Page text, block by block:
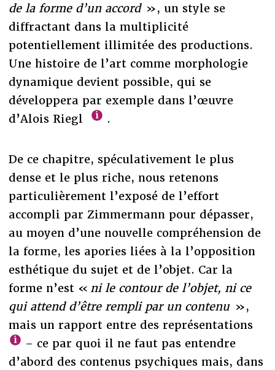
de la forme d’un accord », un style se
diffractant dans la multiplicité
potentiellement illimitée des productions.
Une histoire de l’art comme morphologie
dynamique devient possible, qui se
développera par exemple dans l’œuvre
d’Alois Riegl
.
De ce chapitre, spéculativement le plus
dense et le plus riche, nous retenons
particulièrement l’exposé de l’effort
accompli par Zimmermann pour dépasser,
au moyen d’une nouvelle compréhension de
la forme, les apories liées à la l’opposition
esthétique du sujet et de l’objet. Car la
forme n’est « ni le contour de l’objet, ni ce
qui attend d’être rempli par un contenu »,
mais un rapport entre des représentations
– ce par quoi il ne faut pas entendre
d’abord des contenus psychiques mais, dans